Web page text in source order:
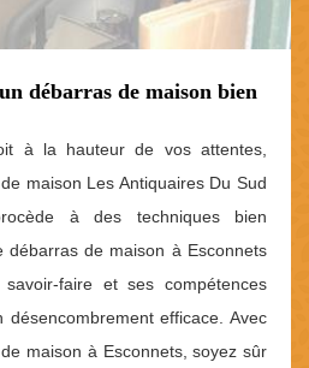
débarras de maison bien
à la hauteur de vos attentes,
maison Les Antiquaires Du Sud
à des techniques bien
débarras de maison à Esconnets
faire et ses compétences
désencombrement efficace. Avec
maison à Esconnets, soyez sûr